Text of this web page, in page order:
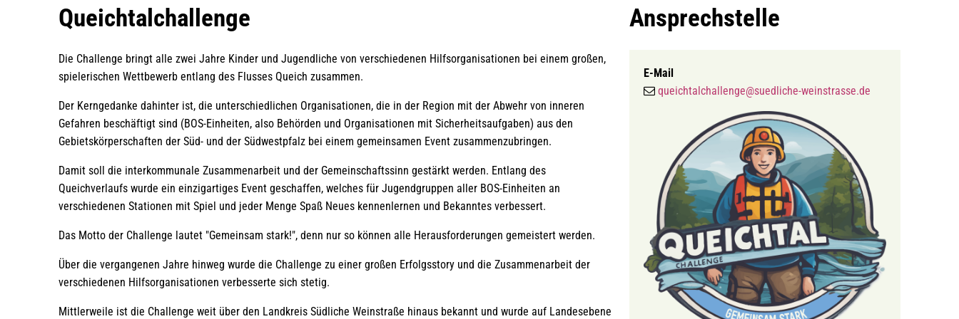
Qeichtalchallenge
Queichtalchallenge
Die Challenge bringt alle zwei Jahre Kinder und Jugendliche von verschiedenen Hilfsorganisationen bei einem großen,
spielerischen Wettbewerb entlang des Flusses Queich zusammen.
Der Kerngedanke dahinter ist, die unterschiedlichen Organisationen, die in der Region mit der Abwehr von inneren
Gefahren beschäftigt sind (BOS-Einheiten, also Behörden und Organisationen mit Sicherheitsaufgaben) aus den
Gebietskörperschaften der Süd- und der Südwestpfalz bei einem gemeinsamen Event zusammenzubringen.
Damit soll die interkommunale Zusammenarbeit und der Gemeinschaftssinn gestärkt werden. Entlang des
Queichverlaufs wurde ein einzigartiges Event geschaffen, welches für Jugendgruppen aller BOS-Einheiten an
verschiedenen Stationen mit Spiel und jeder Menge Spaß Neues kennenlernen und Bekanntes verbessert.
Das Motto der Challenge lautet "Gemeinsam stark!", denn nur so können alle Herausforderungen gemeistert werden.
Über die vergangenen Jahre hinweg wurde die Challenge zu einer großen Erfolgsstory und die Zusammenarbeit der
verschiedenen Hilfsorganisationen verbesserte sich stetig.
Mittlerweile ist die Challenge weit über den Landkreis Südliche Weinstraße hinaus bekannt und wurde auf Landesebene
Ansprechstelle
E-Mail
queichtalchallenge@suedliche-weinstrasse.de